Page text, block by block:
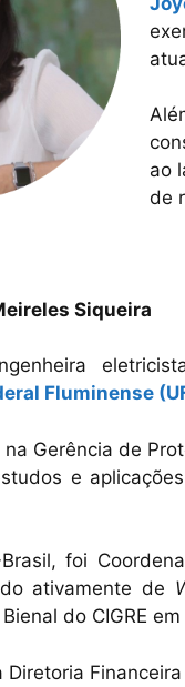
ao
de
Siqueira
Fluminense
Gerência de
e
foi
ativamente de
do CIGRE
Diretoria